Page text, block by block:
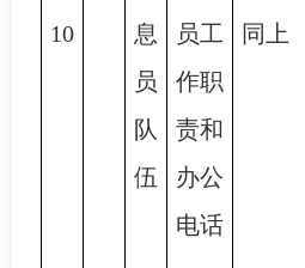
10
息
员
队
伍
员工
作职
责和
办公
电话
同上